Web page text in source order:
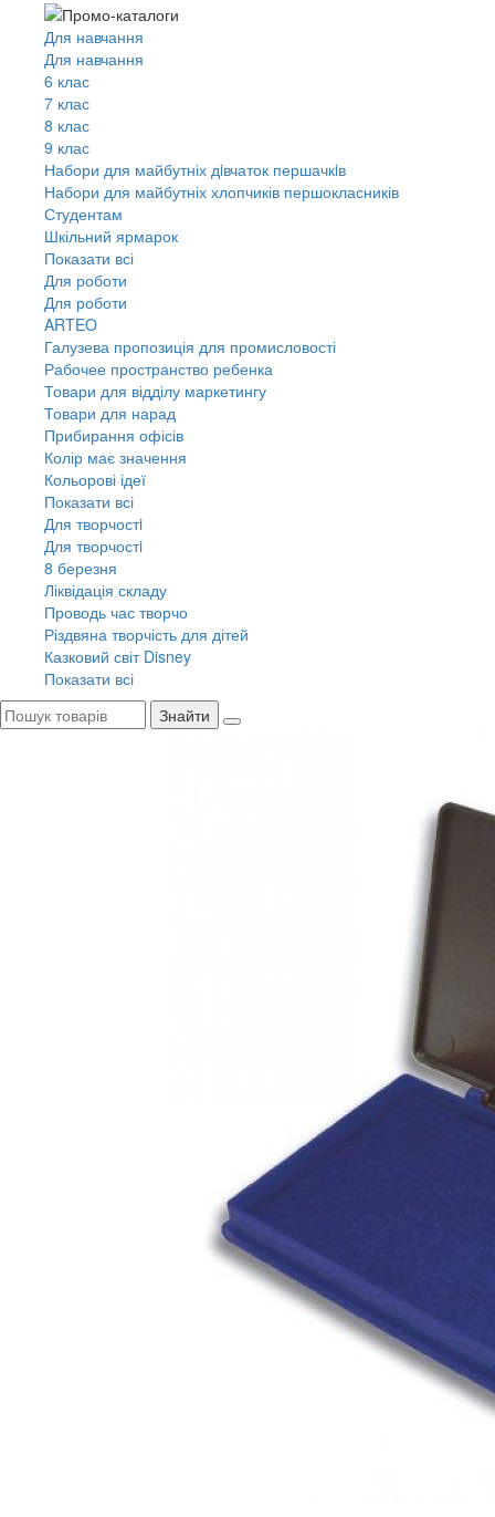
Для навчання
Для навчання
6 клас
7 клас
8 клас
9 клас
Набори для майбутніх дiвчаток першачкiв
Набори для майбутніх хлопчиків першокласників
Студентам
Шкільний ярмарок
Показати всі
Для роботи
Для роботи
ARTEO
Галузева пропозиція для промисловості
Рабочее пространство ребенка
Товари для відділу маркетингу
Товари для нарад
Прибирання офісів
Колір має значення
Кольорові ідеї
Показати всі
Для творчостi
Для творчостi
8 березня
Ліквідація складу
Проводь час творчо
Різдвяна творчість для дітей
Казковий світ Disney
Показати всі
Знайти